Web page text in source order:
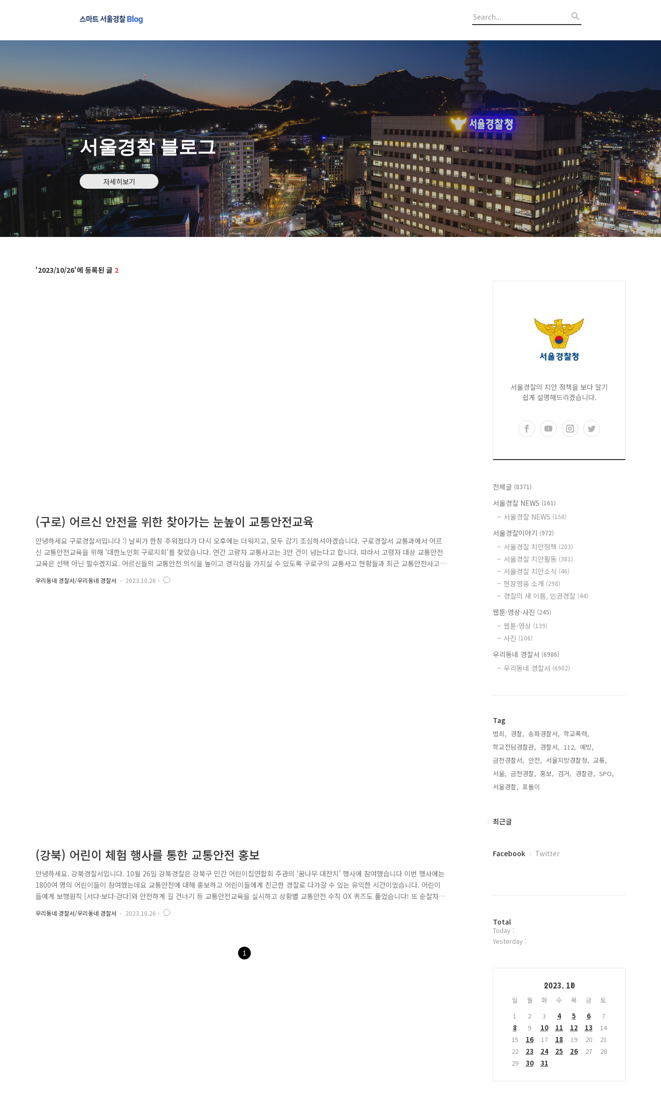
서울경찰 블로그
자세히보기
2023/10/26 2
(구로) 어르신 안전을 위한 찾아가는 눈높이 교통안전교육
안녕하세요 구로경찰서입니다 :) 날씨가 한창 추워졌다가 다시 오후에는 더워지고, 모두 감기 조심하셔야겠습니다. 구로경찰서 교통과에서 어르
신 교통안전교육을 위해 '대한노인회 구로지회'를 찾았습니다. 연간 고량자 교통사고는 3만 건이 넘는다고 합니다. 따라서 고령자 대상 교통안전
교육은 선택 아닌 필수겠지요. 어르신들의 교통안전 의식을 높이고 경각심을 가지실 수 있도록 구로구의 교통사고 현황들과 최근 교통안전사고
의 영상 및 사례들을 전달하고 노화에 따라 신체적으로 인지 운동능력이 떨어지기 때문에 더욱더 조심해야 한다는 점도 말씀드렸습니다. 많은 어
르신 분들이 참여하시며 마지막엔 질문도 갖으며 유익한 시간을 보냈습니다. 앞으로도 구로경찰서는 모든 시민이 안전할 수 있도록, 예방교육에
우리동네 경찰서/우리동네 경찰서 2023.10.26
(강북) 어린이 체험 행사를 통한 교통안전 홍보
안녕하세요. 강북경찰서입니다. 10월 26일 강북경찰은 강북구 민간 어린이집연합회 주관의 ‘꿈나무 대잔치’ 행사에 참여했습니다 이번 행사에는
1800여 명의 어린이들이 참여했는데요 교통안전에 대해 홍보하고 어린이들에게 친근한 경찰로 다가갈 수 있는 유익한 시간이었습니다. 어린이
들에게 보행원칙 [서다·보다·걷다]와 안전하게 길 건너기 등 교통안전교육을 실시하고 상황별 교통안전 수칙 OX 퀴즈도 풀었습니다! 또 순찰차
종이접기, 경찰 오토바이 탑승 등 체험학습을 통해 어린이 경찰관이 되어볼 수 있는 즐거운 추억을 선물했습니다 앞으로도 적극적인 홍보활동을
통해 교통안전에 대해 알리고 어린이들에게 친근하게 다가갈 수 있는 경찰이 되도록 열심히 일하겠습니다 감사합니다!
우리동네 경찰서/우리동네 경찰서 2023.10.26
1
서울경찰의 치안 정책을 보다 알기
쉽게 설명해드리겠습니다.
전체글 (8371)
서울경찰 NEWS (161)
서울경찰 NEWS (158)
서울경찰이야기 (972)
서울경찰 치안정책 (203)
서울경찰 치안활동 (381)
서울경찰 치안소식 (46)
현장영웅 소개 (298)
경찰의 새 이름, 인권경찰 (44)
웹툰·영상·사진 (245)
웹툰·영상 (139)
사진 (106)
우리동네 경찰서 (6986)
우리동네 경찰서 (6902)
Tag
범죄, 경찰, 송파경찰서, 학교폭력,
학교전담경찰관, 경찰서, 112, 예방,
금천경찰서, 안전, 서울지방경찰청, 교통,
서울, 금천경찰, 홍보, 검거, 경찰관, SPO,
서울경찰, 포돌이,
최
최근글
페
플
러
그
Facebook Twitter
방
문
자
Total
Today :
Yesterday :
2023. 10
일 월 화 수 목 금
토
1
2 3 4 5 6
7
8
9 10 11 12 13
14
15
16 17 18 19 20
21
22
23 24 25 26 27
28
29
30 31